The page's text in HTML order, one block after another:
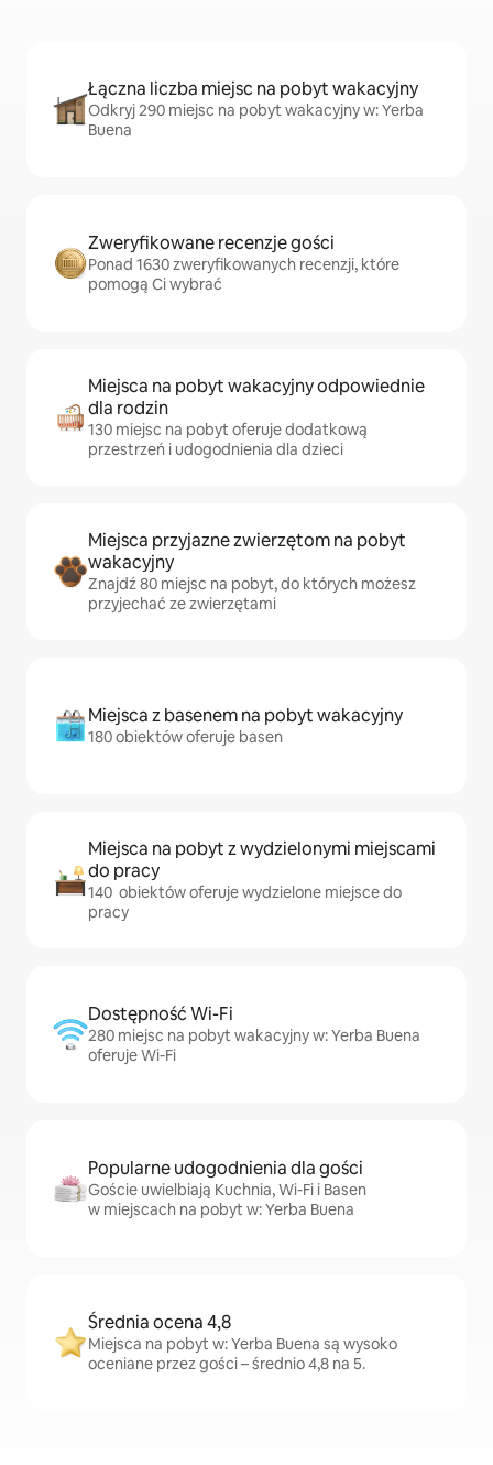
Łączna liczba miejsc na pobyt wakacyjny
Odkryj 290 miejsc na pobyt wakacyjny w: Yerba
Buena
Zweryfikowane recenzje gości
Ponad 1630 zweryfikowanych recenzji, które
pomogą Ci wybrać
Miejsca na pobyt wakacyjny odpowiednie
dla rodzin
130 miejsc na pobyt oferuje dodatkową
przestrzeń i udogodnienia dla dzieci
Miejsca przyjazne zwierzętom na pobyt
wakacyjny
Znajdź 80 miejsc na pobyt, do których możesz
przyjechać ze zwierzętami
Miejsca z basenem na pobyt wakacyjny
180 obiektów oferuje basen
Miejsca na pobyt z wydzielonymi miejscami
do pracy
140 obiektów oferuje wydzielone miejsce do
pracy
Dostępność Wi-Fi
280 miejsc na pobyt wakacyjny w: Yerba Buena
oferuje Wi-Fi
Popularne udogodnienia dla gości
Goście uwielbiają Kuchnia, Wi-Fi i Basen
w miejscach na pobyt w: Yerba Buena
Średnia ocena 4,8
Miejsca na pobyt w: Yerba Buena są wysoko
oceniane przez gości – średnio 4,8 na 5.